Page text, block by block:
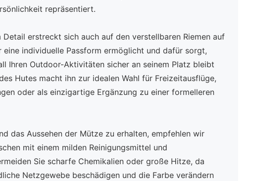
repräsentiert.
Detail erstreckt sich auch auf den verstellbaren Riemen auf
eine individuelle Passform ermöglicht und dafür sorgt,
Ihren Outdoor-Aktivitäten sicher an seinem Platz bleibt
Hutes macht ihn zur idealen Wahl für Freizeitausflüge,
oder als einzigartige Ergänzung zu einer formelleren
das Aussehen der Mütze zu erhalten, empfehlen wir
mit einem milden Reinigungsmittel und
Sie scharfe Chemikalien oder große Hitze, da
Netzgewebe beschädigen und die Farbe verändern